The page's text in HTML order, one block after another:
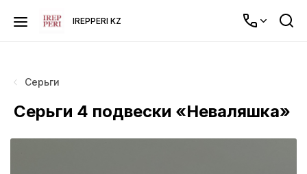
IREPPERI KZ
Серьги
Серьги 4 подвески «Неваляшка»